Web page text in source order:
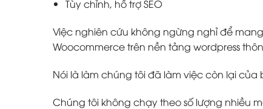
Tùy chỉnh, hỗ trợ SEO
Việc nghiên cứu không ngừng nghỉ để
Woocommerce trên nền tảng wordpress
Nói là làm chúng tôi đã làm việc còn lại
Chúng tôi không chạy theo số lượng nhiều